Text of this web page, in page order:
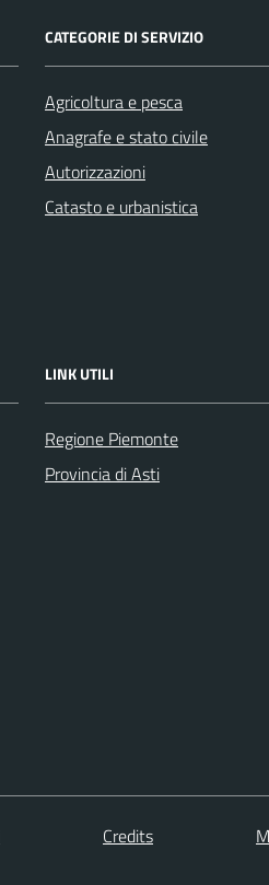
CATEGORIE DI SERVIZIO
Agricoltura e pesca
Anagrafe e stato civile
Autorizzazioni
Catasto e urbanistica
LINK UTILI
Regione Piemonte
Provincia di Asti
Credits